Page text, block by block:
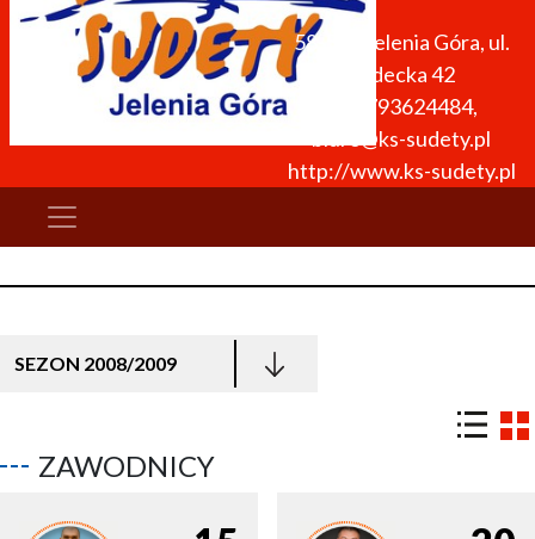
58-500 Jelenia Góra, ul.
Sudecka 42
+48 793624484,
biuro@ks-sudety.pl
http://www.ks-sudety.pl
SEZON 2008/2009
ZAWODNICY